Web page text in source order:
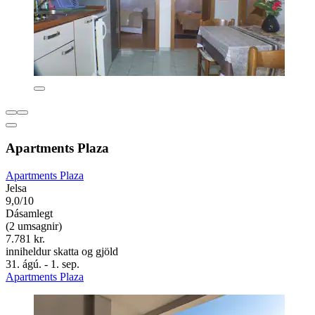
Apartments Plaza
Apartments Plaza
Jelsa
9,0/10
Dásamlegt
(2 umsagnir)
7.781 kr.
inniheldur skatta og gjöld
31. ágú. - 1. sep.
Apartments Plaza